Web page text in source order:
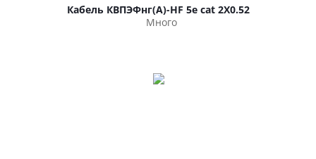
Кабель КВПЭФнг(А)-HF 5е cat 2Х0.52
Много